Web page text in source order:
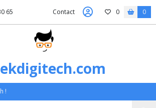
65 Contact 0 0
!